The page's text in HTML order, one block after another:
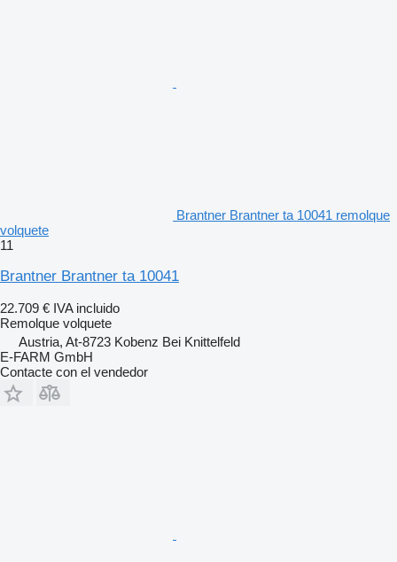
Brantner Brantner ta 10041 remolque
volquete
11
Brantner Brantner ta 10041
22.709 € IVA incluido
Remolque volquete
Austria, At-8723 Kobenz Bei Knittelfeld
E-FARM GmbH
Contacte con el vendedor